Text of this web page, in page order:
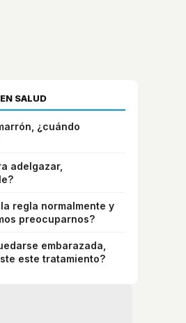
SALUD
¿cuándo
adelgazar,
regla normalmente y
preocuparnos?
embarazada,
este tratamiento?